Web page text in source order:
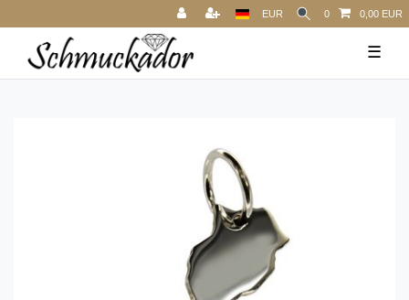
EUR 0 0,00 EUR
☰